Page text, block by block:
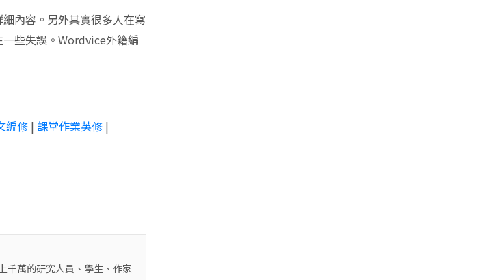
內容。另外其實很多人在寫
些失誤。Wordvice外籍編
編修| 課堂作業英修|
千萬的研究人員、學生、作家